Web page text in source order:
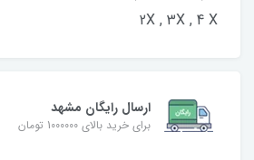
2X , 3X , 4 X
ارسال رایگان مشهد
برای خرید بالای 1000000 تومان